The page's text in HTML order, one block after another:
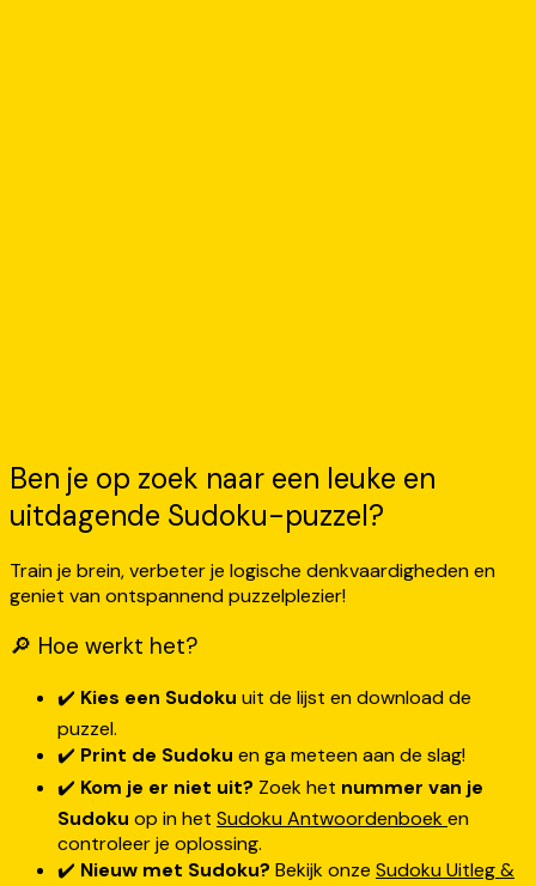
Ben je op zoek naar een leuke en
uitdagende Sudoku-puzzel?
Train je brein, verbeter je logische denkvaardigheden en
geniet van ontspannend puzzelplezier!
🔎 Hoe werkt het?
✔️ Kies een Sudoku uit de lijst en download de
puzzel.
✔️ Print de Sudoku en ga meteen aan de slag!
✔️ Kom je er niet uit? Zoek het nummer van je
Sudoku op in het Sudoku Antwoordenboeken
controleer je oplossing.
✔️ Nieuw met Sudoku? Bekijk onze Sudoku Uitleg &